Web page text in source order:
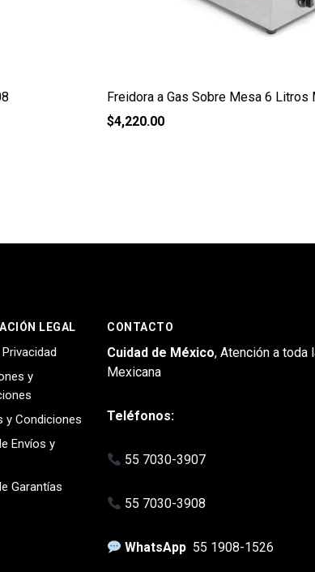
Freidora a Gas Sobre Mesa 6 Litros
$4,220.00
LEGAL
y
y Condiciones
Envíos y
Garantías
CONTACTO
Cuidad de México, Atención a toda
Mexicana
Teléfonos:
55 7030-3907
55 7030-3908
WhatsApp 55 1908-1526